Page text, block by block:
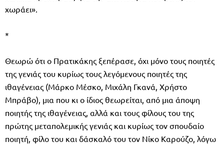
χωράει».
*
Θεωρώ ότι ο Πρατικάκης ξεπέρασε, όχι μόνο τους ποιητές
της γενιάς του κυρίως τους λεγόμενους ποιητές της
ιθαγένειας (Μάρκο Μέσκο, Μιχάλη Γκανά, Χρήστο
Μπράβο), μια που κι ο ίδιος θεωρείται, από μια άποψη
ποιητής της ιθαγένειας, αλλά και τους φίλους του της
πρώτης μεταπολεμικής γενιάς και κυρίως τον σπουδαίο
ποιητή, φίλο του και δάσκαλό του τον Νίκο Καρούζο, λόγω